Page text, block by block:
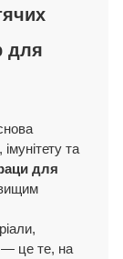
для
та
для
— це те, на